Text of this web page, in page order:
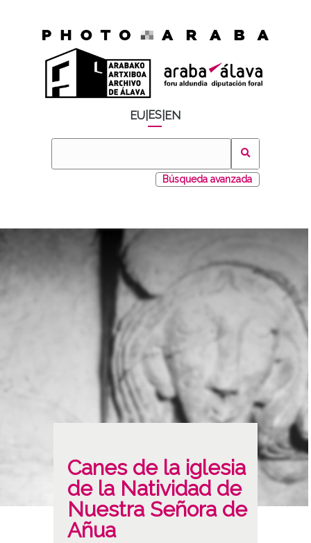
EU ES EN
Búsqueda avanzada
Canes de la iglesia
de la Natividad de
Nuestra Señora de
Añua